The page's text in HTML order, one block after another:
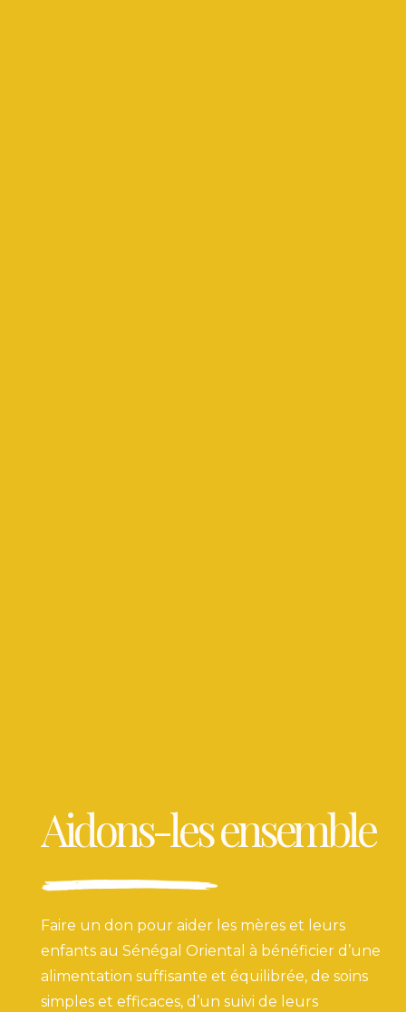
Aidons-les ensemble
Faire un don pour aider les mères et leurs
enfants au Sénégal Oriental à bénéficier d’une
alimentation suffisante et équilibrée, de soins
simples et efficaces, d’un suivi de leurs